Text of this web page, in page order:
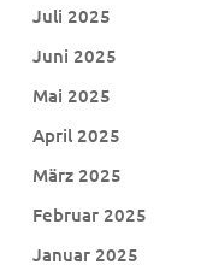
Juli 2025
Juni 2025
Mai 2025
April 2025
März 2025
Februar 2025
Januar 2025